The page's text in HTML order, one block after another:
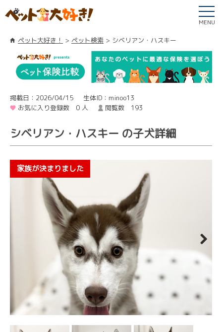
MENU
ペット大好き！ ペット検索 シベリアン・ハスキー
掲載日：2026/04/15
生体ID：minoo13
お気に入り登録数 0 人
閲覧数 193
シベリアン・ハスキー の子犬詳細
Next